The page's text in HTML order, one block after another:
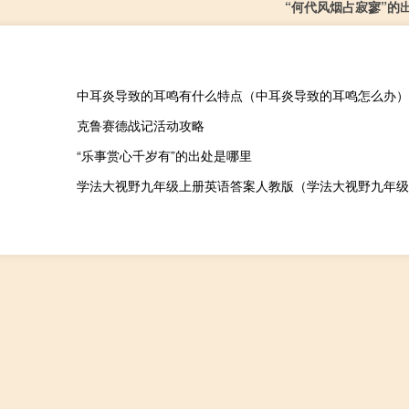
“何代风烟占寂寥”的
中耳炎导致的耳鸣有什么特点（中耳炎导致的耳鸣怎么办）
克鲁赛德战记活动攻略
“乐事赏心千岁有”的出处是哪里